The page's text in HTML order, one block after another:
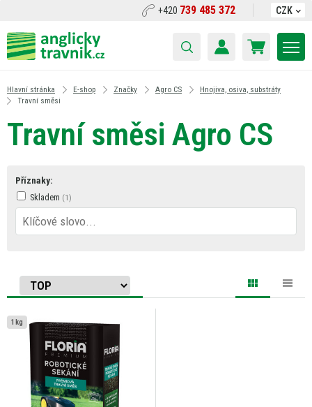
+420 739 485 372 CZK
Hlavní stránka E-shop Značky Agro CS
Hnojiva, osiva, substráty
Travní směsi
Travní směsi Agro CS
Příznaky:
Skladem
1 kg